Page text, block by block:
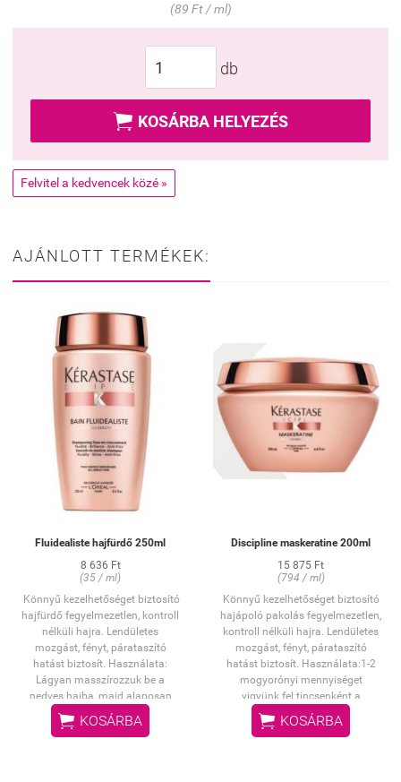
(89 Ft / ml)
db
 KOSÁRBA HELYEZÉS
Felvitel a kedvencek közé »
AJÁNLOTT TERMÉKEK:
Fluidealiste hajfürdő 250ml
8 636 Ft
(35 / ml)
Könnyű kezelhetőséget biztosító
hajfürdő fegyelmezetlen, kontroll
nélküli hajra. Lendületes
mozgást, fényt, párataszító
hatást biztosít. Használata:
Lágyan masszírozzuk be a
nedves hajba, majd alaposan
öblítsük ki, végül ismételjük meg
a műveletet. Ha szembe kerül, bő
 KOSÁRBA
Discipline maskeratine 200ml
15 875 Ft
(794 / ml)
Könnyű kezelhetőséget biztosító
hajápoló pakolás fegyelmezetlen,
kontroll nélküli hajra. Lendületes
mozgást, fényt, párataszító
hatást biztosít. Használata:1-2
mogyorónyi mennyiséget
vigyünk fel tincsenként a
megmosott, törülközőszáraz haj
teljes hosszára és a hajvégekre.
 KOSÁRBA